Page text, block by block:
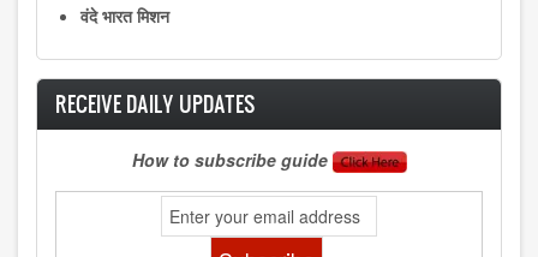
वंदे भारत मिशन
RECEIVE DAILY UPDATES
How to subscribe guide